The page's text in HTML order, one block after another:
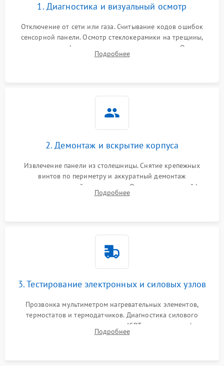
1. Диагностика и визуальный осмотр
Отключение от сети или газа. Считывание кодов ошибок
сенсорной панели. Осмотр стеклокерамики на трещины,
проверка конфорок на равномерность нагрева. Опрос
клиента о симптомах (не включается, не видит посуду,
Подробнее
2. Демонтаж и вскрытие корпуса
Извлечение панели из столешницы. Снятие крепежных
винтов по периметру и аккуратный демонтаж
стеклокерамической поверхности. Отсоединение шлейфов
сенсорного блока для доступа к силовым платам, катушкам
Подробнее
3. Тестирование электронных и силовых узлов
Прозвонка мультиметром нагревательных элементов,
термостатов и термодатчиков. Диагностика силового
модуля, реле, диодных мостов и IGBT-транзисторов (для
индукции). Проверка кранов и газ-контроля (для газовых
Подробнее